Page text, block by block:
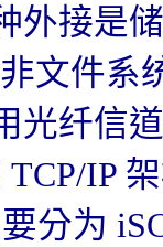
外接是
文件系
光纤信
TCP/IP
分为